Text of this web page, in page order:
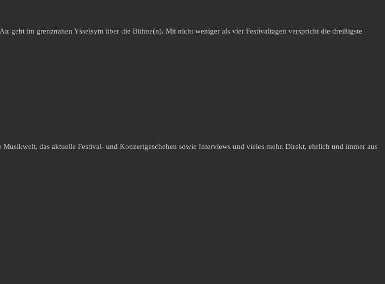
geht im grenznahen Ysselsytn über die Bühne(n). Mit nicht weniger als vier Festivaltagen verspricht die dreißigste
das aktuelle Festival- und Konzertgeschehen sowie Interviews und vieles mehr. Direkt, ehrlich und immer aus